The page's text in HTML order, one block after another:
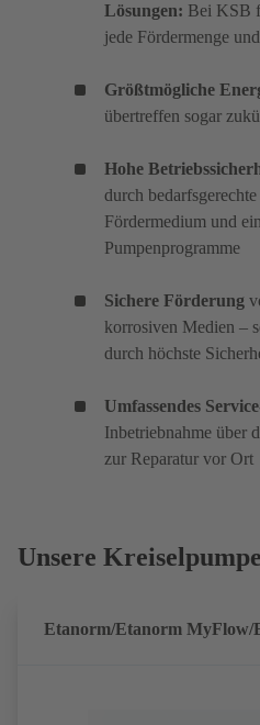
Lösungen: Bei KSB
jede Fördermenge
Größtmögliche
übertreffen sogar
Hohe
durch
Fördermedium und
Pumpenprogramme
Sichere Förderung
korrosiven Medien –
durch höchste
Umfassendes
Inbetriebnahme über
zur Reparatur vor Ort
Unsere
Etanorm/Etanorm MyFlow/